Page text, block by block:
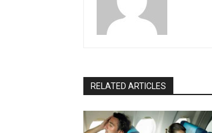
RELATED ARTICLES